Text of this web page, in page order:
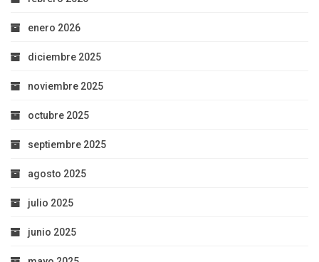
enero 2026
diciembre 2025
noviembre 2025
octubre 2025
septiembre 2025
agosto 2025
julio 2025
junio 2025